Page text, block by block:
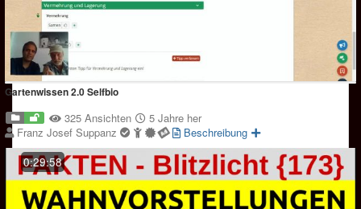
Gartenwissen 2.0 Selfbio
325 Ansichten
5 Jahre her
Franz Josef Suppanz
Beschreibung
0:29:58